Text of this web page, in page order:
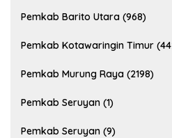
Pemkab Barito Utara (968)
Pemkab Kotawaringin Timur
Pemkab Murung Raya (2198)
Pemkab Seruyan (1)
Pemkab Seruyan (9)